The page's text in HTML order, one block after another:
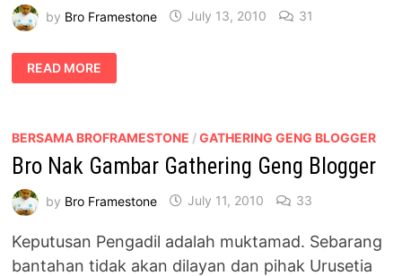
by Bro Framestone July 13, 2010 31
[GATHERING
GENG
BLOGGER]
SEBALIK
READ MORE
BERSAMA BROFRAMESTONE /GATHERING GENG BLOGGER
Bro Nak Gambar Gathering Geng Blogger
by Bro Framestone July 11, 2010 33
Keputusan Pengadil adalah muktamad. Sebarang
bantahan tidak akan dilayan dan pihak Urusetia